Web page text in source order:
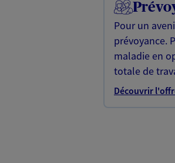
Pour un
prévoyance.
maladie en
totale de
Découvrir